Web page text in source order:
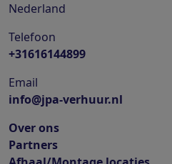
Nederland
Telefoon
+31616144899
Email
info@jpa-verhuur.nl
Over ons
Partners